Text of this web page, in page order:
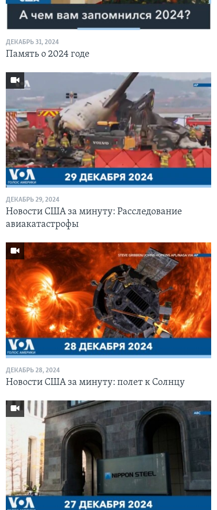
Learning English
СОЦИАЛЬНЫЕ СЕТИ
Языки
ДЕКАБРЬ 31, 2024
Память о 2024 годе
ДЕКАБРЬ 29, 2024
Новости США за минуту: Расследование
авиакатастрофы
ДЕКАБРЬ 28, 2024
Новости США за минуту: полет к Солнцу